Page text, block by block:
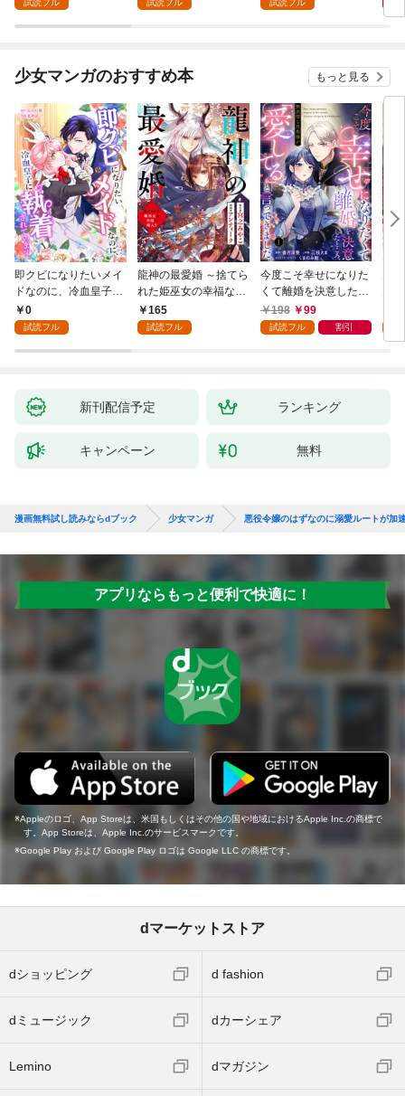
試読フル 試読フル 試読フル
少女マンガのおすすめ本 もっと見る
即クビになりたいメイ
ドなのに、冷血皇子に
執着されています第1
話
0
試読フル
龍神の最愛婚 ～捨てら
れた姫巫女の幸福な嫁
入り～: 1
165
試読フル
今度こそ幸せになりた
くて離婚を決意したと
ころ、無表情な旦那様
が「愛してる」と言っ
198 99
試読フル 割引
新刊配信予定 ランキング
キャンペーン 無料
漫画無料試し読みならdブック 少女マンガ 悪役令嬢のはずなのに溺愛ルートが加
アプリならもっと便利で快適に！
Appleのロゴ、App Storeは、米国もしくはその他の国や地域におけるApple Inc.の商標で
す。App Storeは、Apple Inc.のサービスマークです。
Google Play および Google Play ロゴは Google LLC の商標です。
dマーケットストア
dショッピング d fashion
dミュージック dカーシェア
Lemino dマガジン